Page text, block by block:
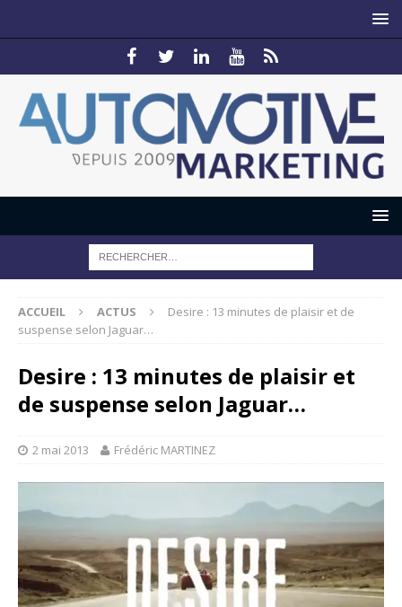
ACCUEIL ACTUS
Desire : 13 minutes de plaisir et de
suspense selon Jaguar…
Desire : 13 minutes de plaisir et
de suspense selon Jaguar…
2 mai 2013 Frédéric MARTINEZ